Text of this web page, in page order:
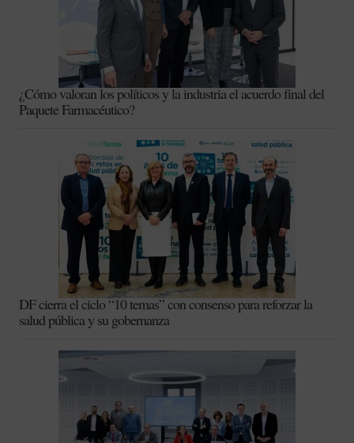
¿Cómo valoran los políticos y la industria el acuerdo final del
Paquete Farmacéutico?
DF cierra el ciclo “10 temas” con consenso para reforzar la
salud pública y su gobernanza